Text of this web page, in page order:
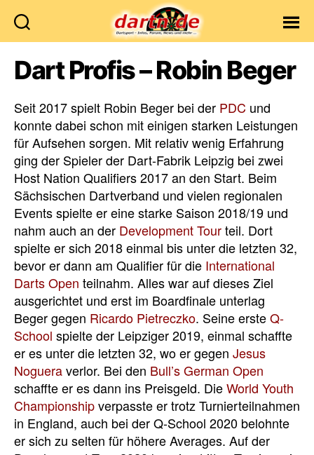
Dart Profis – Robin Beger
Seit 2017 spielt Robin Beger bei der PDC und
konnte dabei schon mit einigen starken Leistungen
für Aufsehen sorgen. Mit relativ wenig Erfahrung
ging der Spieler der Dart-Fabrik Leipzig bei zwei
Host Nation Qualifiers 2017 an den Start. Beim
Sächsischen Dartverband und vielen regionalen
Events spielte er eine starke Saison 2018/19 und
nahm auch an der Development Tourteil. Dort
spielte er sich 2018 einmal bis unter die letzten 32,
bevor er dann am Qualifier für die International
Darts Open teilnahm. Alles war auf dieses Ziel
ausgerichtet und erst im Boardfinale unterlag
Beger gegen Ricardo Pietreczko. Seine ersteQ-
School spielte der Leipziger 2019, einmal schaffte
er es unter die letzten 32, wo er gegen Jesus
Nogueraverlor. Bei den Bull’s German Open
schaffte er es dann ins Preisgeld. DieWorld Youth
Championshipverpasste er trotz Turnierteilnahmen
in England, auch bei der Q-School 2020 belohnte
er sich zu selten für höhere Averages. Auf der